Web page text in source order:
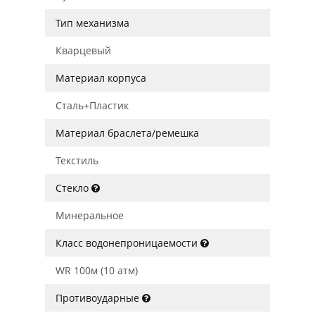
Тип механизма
Кварцевый
Материал корпуса
Сталь+Пластик
Материал браслета/ремешка
Текстиль
Стекло
Минеральное
Класс водонепроницаемости
WR 100м (10 атм)
Противоударные